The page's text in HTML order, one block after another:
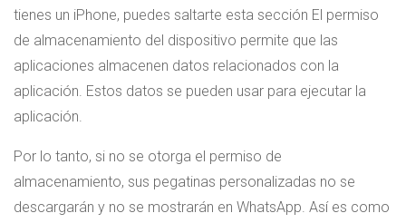
tienes un iPhone, puedes saltarte esta sección El permiso
de almacenamiento del dispositivo permite que las
aplicaciones almacenen datos relacionados con la
aplicación. Estos datos se pueden usar para ejecutar la
aplicación.
Por lo tanto, si no se otorga el permiso de
almacenamiento, sus pegatinas personalizadas no se
descargarán y no se mostrarán en WhatsApp. Así es como